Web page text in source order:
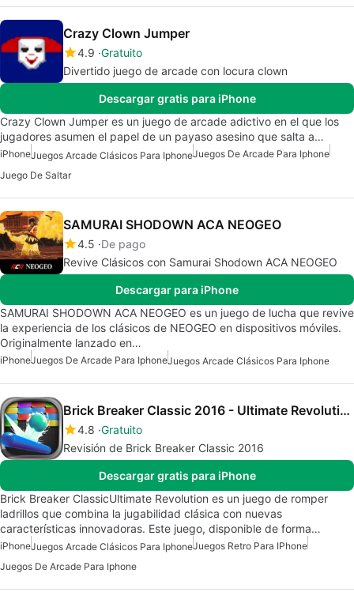
Crazy Clown Jumper
4.9 Gratuito
Divertido juego de arcade con locura clown
Descargar gratis para iPhone
Crazy Clown Jumper es un juego de arcade adictivo en el que los
jugadores asumen el papel de un payaso asesino que salta a…
iPhoneJuegos Arcade Clásicos Para IphoneJuegos De Arcade Para Iphone
Juego De Saltar
SAMURAI SHODOWN ACA NEOGEO
4.5 De pago
Revive Clásicos con Samurai Shodown ACA NEOGEO
Descargar para iPhone
SAMURAI SHODOWN ACA NEOGEO es un juego de lucha que revive
la experiencia de los clásicos de NEOGEO en dispositivos móviles.
Originalmente lanzado en…
iPhoneJuegos De Arcade Para IphoneJuegos Arcade Clásicos Para Iphone
Brick Breaker Classic 2016 - Ultimate Revolution
4.8 Gratuito
Revisión de Brick Breaker Classic 2016
Descargar gratis para iPhone
Brick Breaker ClassicUltimate Revolution es un juego de romper
ladrillos que combina la jugabilidad clásica con nuevas
características innovadoras. Este juego, disponible de forma…
iPhoneJuegos Arcade Clásicos Para IphoneJuegos Retro Para IPhone
Juegos De Arcade Para Iphone